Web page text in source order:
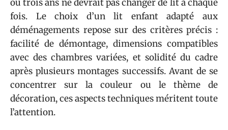
ou trois ans ne devrait pas changer de lit à chaque
fois. Le choix d’un lit enfant adapté aux
déménagements repose sur des critères précis :
facilité de démontage, dimensions compatibles
avec des chambres variées, et solidité du cadre
après plusieurs montages successifs. Avant de se
concentrer sur la couleur ou le thème de
décoration, ces aspects techniques méritent toute
l’attention.